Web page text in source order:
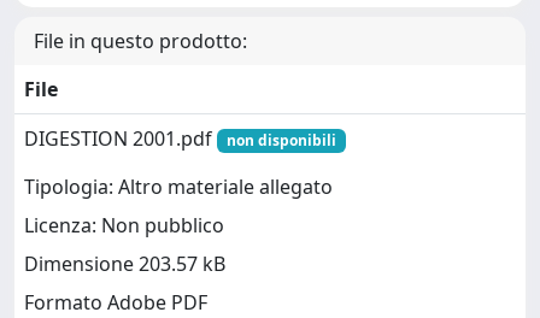
File in questo prodotto:
File
DIGESTION 2001.pdf
non disponibili
Tipologia: Altro materiale allegato
Licenza: Non pubblico
Dimensione 203.57 kB
Formato Adobe PDF